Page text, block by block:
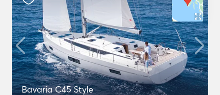
Bavaria C45 Style